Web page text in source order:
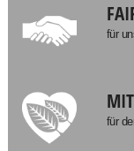
für
für